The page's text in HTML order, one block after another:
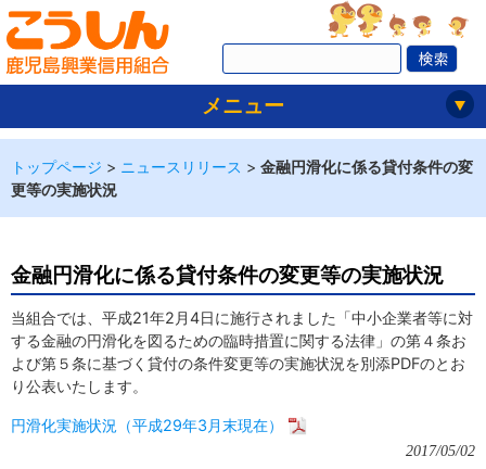
メニュー
トップページ > ニュースリリース > 金融円滑化に係る貸付条件の変
更等の実施状況
金融円滑化に係る貸付条件の変更等の実施状況
当組合では、平成21年2月4日に施行されました「中小企業者等に対
する金融の円滑化を図るための臨時措置に関する法律」の第４条お
よび第５条に基づく貸付の条件変更等の実施状況を別添PDFのとお
り公表いたします。
円滑化実施状況（平成29年3月末現在）
2017/05/02